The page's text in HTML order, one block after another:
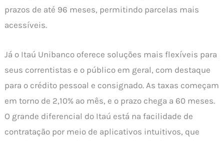
prazos de até 96 meses, permitindo parcelas mais
acessíveis.
Já o Itaú Unibanco oferece soluções mais flexíveis para
seus correntistas e o público em geral, com destaque
para o crédito pessoal e consignado. As taxas começam
em torno de 2,10% ao mês, e o prazo chega a 60 meses.
O grande diferencial do Itaú está na facilidade de
contratação por meio de aplicativos intuitivos, que